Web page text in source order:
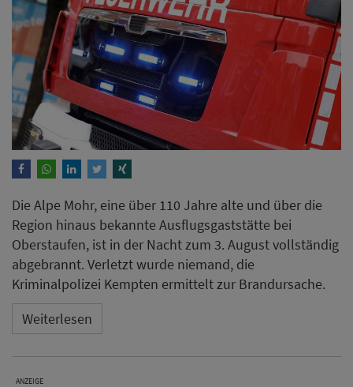
Die Alpe Mohr, eine über 110 Jahre alte und über die
Region hinaus bekannte Ausflugsgaststätte bei
Oberstaufen, ist in der Nacht zum 3. August vollständig
abgebrannt. Verletzt wurde niemand, die
Kriminalpolizei Kempten ermittelt zur Brandursache.
Weiterlesen
ANZEIGE